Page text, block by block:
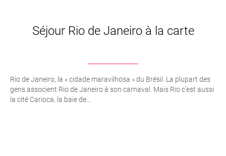
Séjour Rio de Janeiro à la carte
Rio de Janeiro, la « cidade maravilhosa » du Brésil. La plupart des
gens associent Rio de Janeiro à son carnaval. Mais Rio c’est aussi
la cité Carioca, la baie de...